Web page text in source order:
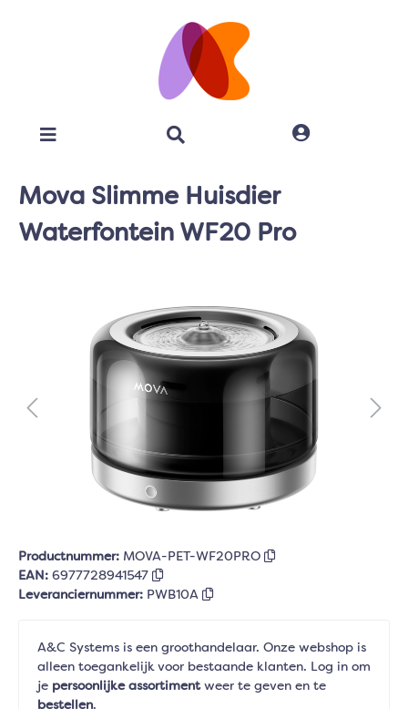
Mova Slimme Huisdier
Waterfontein WF20 Pro
Productnummer: MOVA-PET-WF20PRO
EAN: 6977728941547
Leveranciernummer: PWB10A
A&C Systems is een groothandelaar. Onze webshop is
alleen toegankelijk voor bestaande klanten. Log in om
je persoonlijke assortimentweer te geven en te
bestellen.